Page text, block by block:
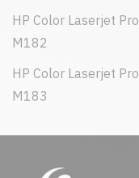
HP Color Laserjet Pro
M182
HP Color Laserjet Pro
M183